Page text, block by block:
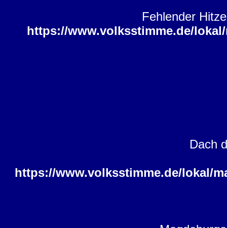
Fehlender
https://www.volksstimme.de/
Dach
https://www.volksstimme.de/lokal/